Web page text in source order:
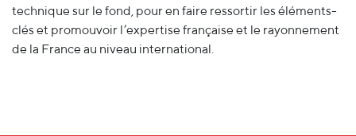
technique sur le fond, pour en faire ressortir les éléments-
clés et promouvoir l’expertise française et le rayonnement
de la France au niveau international.